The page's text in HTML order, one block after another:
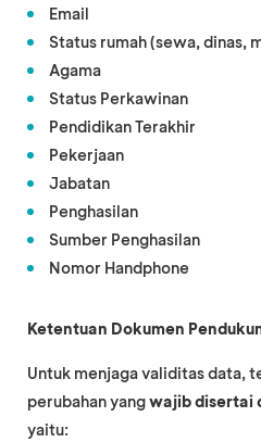
Email
Status rumah (sewa, dinas,
Agama
Status Perkawinan
Pendidikan Terakhir
Pekerjaan
Jabatan
Penghasilan
Sumber Penghasilan
Nomor Handphone
Ketentuan Dokumen
Untuk menjaga validitas data,
perubahan yangwajib disertai
yaitu: